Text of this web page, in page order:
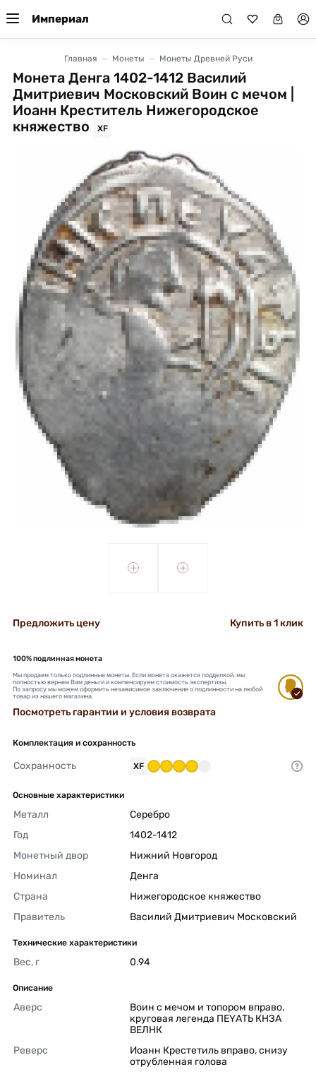
Империал
Главная Монеты Монеты Древней Руси
Монета Денга 1402-1412 Василий
Дмитриевич Московский Воин с мечом |
Иоанн Креститель Нижегородское
княжество
XF
+ +
Предложить цену Купить в 1 клик
100% подлинная монета
Мы продаем только подлинные монеты. Если монета окажется подделкой, мы
полностью вернем Вам деньги и компенсируем стоимость экспертизы.
По запросу мы можем оформить независимое заключение о подлинности на любой
товар из нашего магазина.
Посмотреть гарантии и условия возврата
Комплектация и сохранность
Сохранность XF
Основные характеристики
Металл
Серебро
Год
1402-1412
Монетный двор
Нижний Новгород
Номинал
Денга
Страна
Нижегородское княжество
Правитель
Василий Дмитриевич Московский
Технические характеристики
Вес, г 0.94
Описание
Аверс
Воин с мечом и топором вправо,
круговая легенда ПЕYАТЬ КНЗА
ВЕЛНК
Реверс
Иоанн Крестетиль вправо, снизу
отрубленная голова